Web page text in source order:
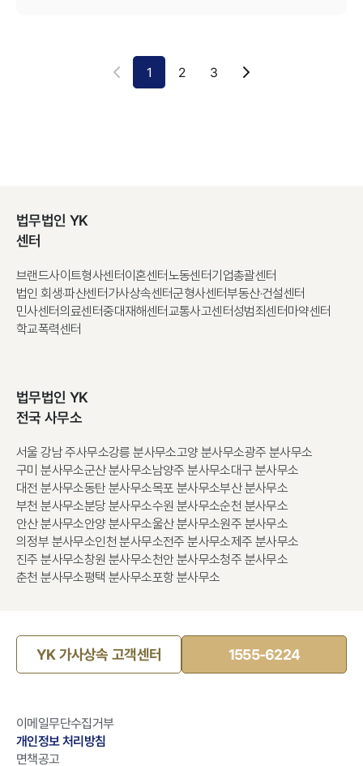
1 2 3
법무법인 YK
센터
브랜드사이트형사센터이혼센터노동센터기업총괄센터
법인 회생·파산센터가사상속센터군형사센터부동산·건설센터
민사센터의료센터중대재해센터교통사고센터성범죄센터마약센터
학교폭력센터
법무법인 YK
전국 사무소
서울 강남 주사무소강릉 분사무소고양 분사무소광주 분사무소
구미 분사무소군산 분사무소남양주 분사무소대구 분사무소
대전 분사무소동탄 분사무소목포 분사무소부산 분사무소
부천 분사무소분당 분사무소수원 분사무소순천 분사무소
안산 분사무소안양 분사무소울산 분사무소원주 분사무소
의정부 분사무소인천 분사무소전주 분사무소제주 분사무소
진주 분사무소창원 분사무소천안 분사무소청주 분사무소
춘천 분사무소평택 분사무소포항 분사무소
YK 가사상속 고객센터 1555-6224
이메일무단수집거부
개인정보 처리방침
면책공고